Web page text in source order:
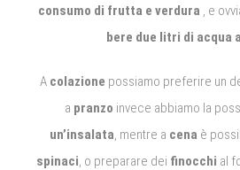
consumo di frutta e verdura , e
bere due litri di acqua
A colazione possiamo preferire un
a pranzo invece abbiamo la
un’insalata, mentre a cena è
spinaci, o preparare dei finocchi al